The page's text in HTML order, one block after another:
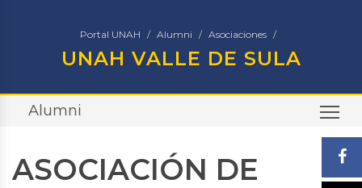
Portal UNAH Alumni Asociaciones
UNAH VALLE DE SULA
Alumni
ASOCIACIÓN DE